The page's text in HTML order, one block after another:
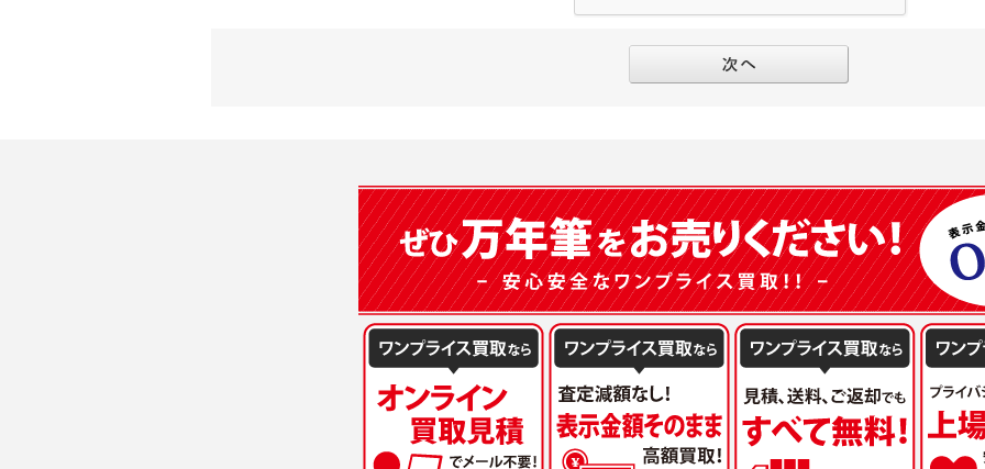
・当社物品販売、古物買取事業および個人・法人の売買仲介業に伴うご案内、契約、申し込み
・メールマガジンの配信、および当社が提供する商品・サービスについてのアンケート実施のた
・EVERYBODY×PHOTOGRAPHER.comのフォトシェアリングサービス運営のため
(1)ご本人の同意がある場合。なお第三者に提供する場合には原則として、機密保持、再提供の
止することを契約の条件といたします。
(2)法令等により開示を求められた場合。
(3)ご本人または公衆の生命、身体又は財産の保護のために必要がある場合であって、本人の同
(4)国の機関若しくは地方公共団体又はその委託を受けた者が法令の定める事務を遂行すること
本人の同意を得ることにより当該事務の遂行に支障を及ぼすおそれがあるとき。
(5)業務を円滑に進めるために、外部業者に個人データの一部又は全部の処理を委託する場合（
の安全管理が図られるように、委託先に対する必要かつ適切な監督を行ないます）。
４．ご提供の任意性
当社への個人情報の提供はお客様の任意ですが、必要な個人情報をご提供いただけない場合、
1) ユーザーは、本サイトの利用に際し、ユーザー本人のユーザーID、パスワード、メールアド
に届け出るものとします。
3) 弊社は一年以上に亘って使用がないユーザーIDとこれに伴う個人情報を抹消することができ
4) ユーザーID、パスワード、メールアドレス及びこれに伴う個人情報の管理不十分、使用上の
は、ユーザーが負うものとし、弊社は一切責任を負いません。
5. 登録事項
1) ユーザーは、メールアドレスその他の登録事項に変更が生じた場合、直ちに弊社所定の変更
2) 弊社はユーザーの入会申込により知り得た情報、またはユーザーが本サイト及び本サービス
報に関し、以下の項目に該当する場合に利用することができるものとします。
(1) 統計した情報のみを開示し、ユーザーの個人情報を表示しない場合。
(2) ユーザーから寄せられた情報を、ユーザーの個人情報を表示せずに開示する場合。